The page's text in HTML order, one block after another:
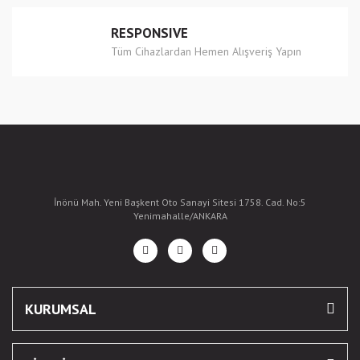
RESPONSIVE
Tüm Cihazlardan Hemen Alışveriş Yapın
İnönü Mah. Yeni Başkent Oto Sanayi Sitesi 1758. Cad. No:5
Yenimahalle/ANKARA
KURUMSAL